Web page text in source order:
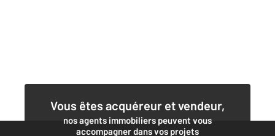
Vous êtes acquéreur et vendeur,
nos agents immobiliers peuvent vous
accompagner dans vos projets